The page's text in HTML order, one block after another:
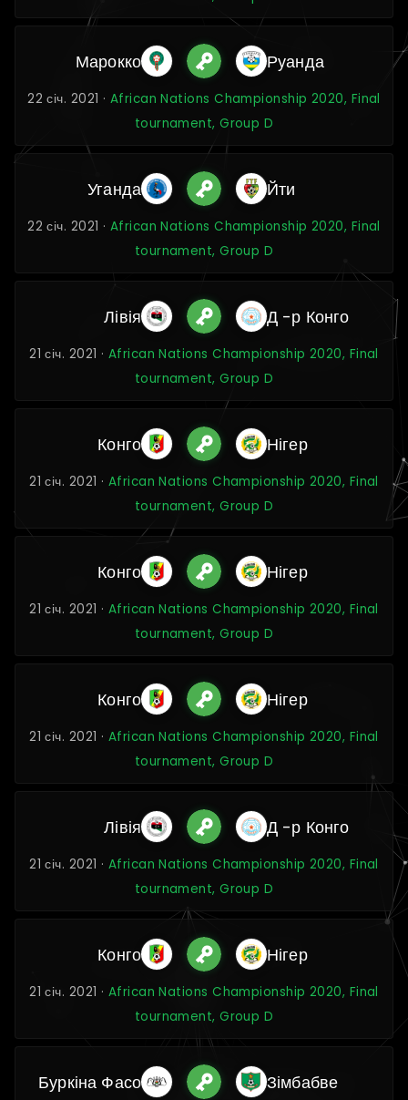
Марокко Руанда
22 січ. 2021 · African Nations Championship 2020, Final
tournament, Group D
Уганда Йти
22 січ. 2021 · African Nations Championship 2020, Final
tournament, Group D
Лівія Д -р Конго
21 січ. 2021 · African Nations Championship 2020, Final
tournament, Group D
Конго Нігер
21 січ. 2021 · African Nations Championship 2020, Final
tournament, Group D
Конго Нігер
21 січ. 2021 · African Nations Championship 2020, Final
tournament, Group D
Конго Нігер
21 січ. 2021 · African Nations Championship 2020, Final
tournament, Group D
Лівія Д -р Конго
21 січ. 2021 · African Nations Championship 2020, Final
tournament, Group D
Конго Нігер
21 січ. 2021 · African Nations Championship 2020, Final
tournament, Group D
Буркіна Фасо Зімбабве